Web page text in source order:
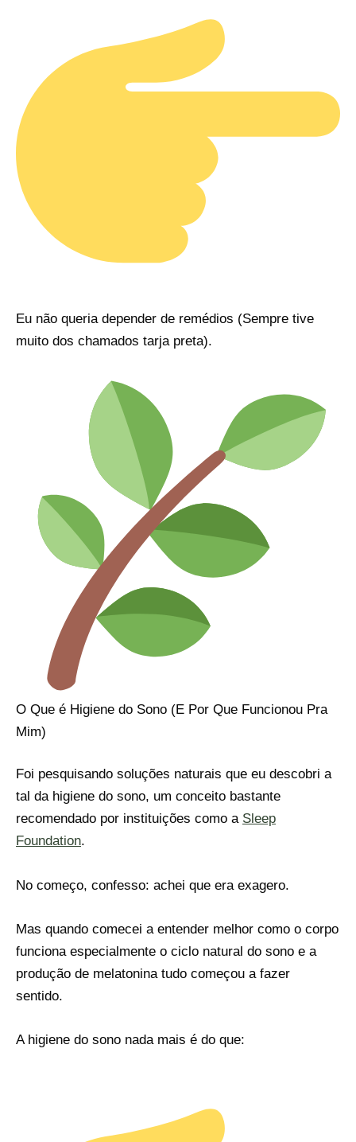
Eu não queria depender de remédios (Sempre tive
muito dos chamados tarja preta).
O Que é Higiene do Sono (E Por Que Funcionou Pra
Mim)
Foi pesquisando soluções naturais que eu descobri a
tal da higiene do sono, um conceito bastante
recomendado por instituições como a Sleep
Foundation.
No começo, confesso: achei que era exagero.
Mas quando comecei a entender melhor como o corpo
funciona especialmente o ciclo natural do sono e a
produção de melatonina tudo começou a fazer
sentido.
A higiene do sono nada mais é do que: